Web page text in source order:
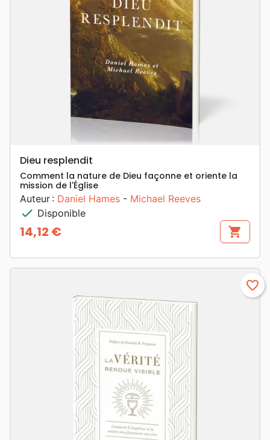
Dieu resplendit
Comment la nature de Dieu façonne et oriente la
mission de l'Église
Auteur : Daniel Hames - Michael Reeves
check Disponible
Prix
14,12 € shopping_cart
favorite_border